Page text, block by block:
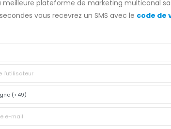
meilleure plateforme de marketing multicanal
vous recevrez un SMS avec le code de